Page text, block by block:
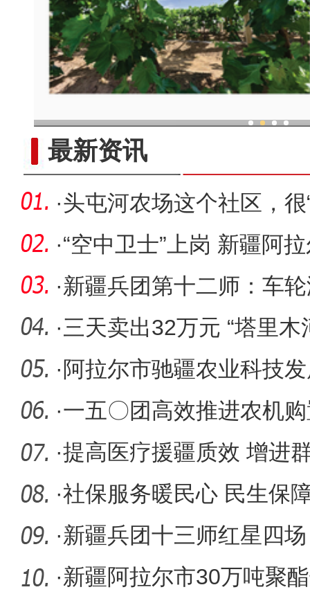
最新资讯
·头屯河农场这个社区，很
·“空中卫士”上岗 新疆阿
管家
·新疆兵团第十二师：车
变
·三天卖出32万元 “塔里木
农博会
· 阿拉尔市驰疆农业科技
施农业发
·一五〇团高效推进农机
·提高医疗援疆质效 增进
·社保服务暖民心 民生保
·新疆兵团十三师红星四
能企业发
·新疆阿拉尔市30万吨聚